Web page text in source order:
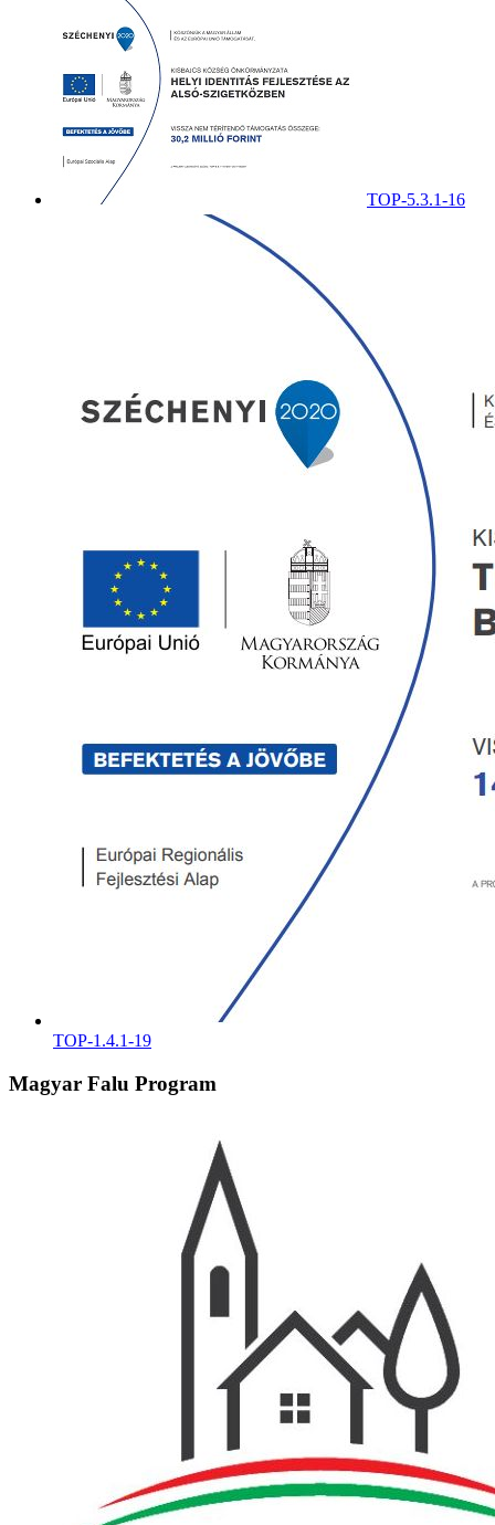
TOP-5.3.1-16
TOP-1.4.1-19
Magyar Falu Program